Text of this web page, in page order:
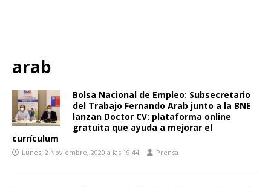
arab
Bolsa Nacional de Empleo: Subsecretario
del Trabajo Fernando Arab junto a la BNE
lanzan Doctor CV: plataforma online
gratuita que ayuda a mejorar el
currículum
Lunes, 2 Noviembre, 2020 a las 19:44 Prensa